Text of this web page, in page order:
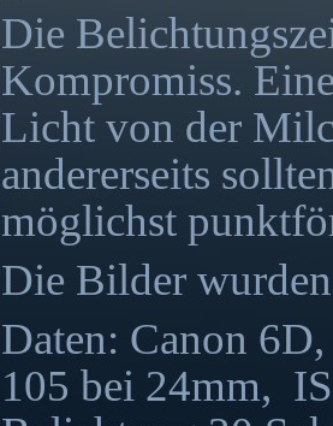
Die
Kompromiss.
Licht von der
andererseits
möglichst
Die Bilder
Daten: Canon 6D,
105 bei 24mm,